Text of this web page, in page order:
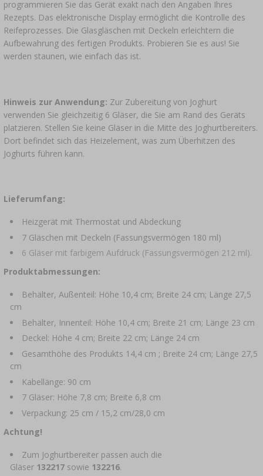
programmieren Sie das Gerät exakt nach den Angaben Ihres
Rezepts. Das elektronische Display ermöglicht die Kontrolle des
Reifeprozesses. Die Glasgläschen mit Deckeln erleichtern die
Aufbewahrung des fertigen Produkts. Probieren Sie es aus! Sie
werden staunen, wie einfach das ist.
Hinweis zur Anwendung: Zur Zubereitung von Joghurt
verwenden Sie gleichzeitig 6 Gläser, die Sie am Rand des Geräts
platzieren. Stellen Sie keine Gläser in die Mitte des Joghurtbereiters.
Dort befindet sich das Heizelement, was zum Überhitzen des
Joghurts führen kann.
Lieferumfang:
Heizgerät mit Thermostat und Abdeckung
7 Gläschen mit Deckeln (Fassungsvermögen 180 ml)
6 Gläser mit farbigem Aufdruck (Fassungsvermögen 212 ml).
Produktabmessungen:
Behälter, Außenteil: Höhe 10,4 cm; Breite 24 cm; Länge 27,5
cm
Behälter, Innenteil: Höhe 10,4 cm; Breite 21 cm; Länge 23 cm
Deckel: Höhe 4 cm; Breite 22 cm; Länge 24 cm
Gesamthöhe des Produkts 14,4 cm ; Breite 24 cm; Länge 27,5
cm
Kabellänge: 90 cm
7 Gläser: Höhe 7,8 cm; Breite 6,8 cm
Verpackung: 25 cm / 15,2 cm/28,0 cm
Achtung!
Zum Joghurtbereiter passen auch die
Gläser 132217sowie 132216.